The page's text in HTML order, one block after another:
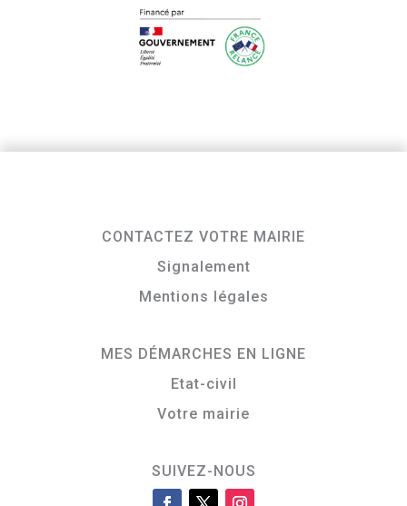
CONTACTEZ VOTRE MAIRIE
Signalement
Mentions légales
MES DÉMARCHES EN LIGNE
Etat-civil
Votre mairie
SUIVEZ-NOUS